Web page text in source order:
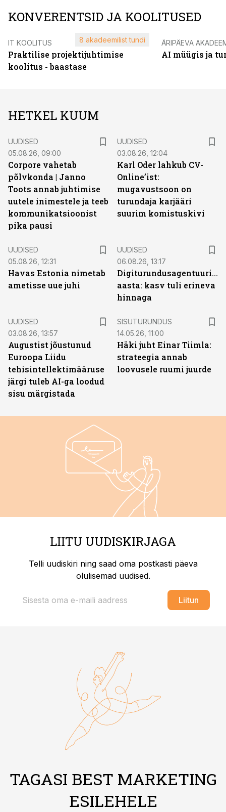
KONVERENTSID JA KOOLITUSED
IT KOOLITUS
Praktilise projektijuhtimise
koolitus - baastase
8 akadeemilist tundi ÄRIPÄEVA
AI müügis ja
HETKEL KUUM
UUDISED
05.08.26, 09:00
Corpore vahetab
põlvkonda | Janno
Toots annab juhtimise
uutele inimestele ja teeb
kommunikatsioonist
pika pausi
UUDISED
03.08.26, 12:04
Karl Oder lahkub CV-
Online’ist:
mugavustsoon on
turundaja karjääri
suurim komistuskivi
UUDISED
05.08.26, 12:31
Havas Estonia nimetab
ametisse uue juhi
UUDISED
06.08.26, 13:17
Digiturundusagentuuride
aasta: kasv tuli erineva
hinnaga
UUDISED
03.08.26, 13:57
Augustist jõustunud
Euroopa Liidu
tehisintellektimääruse
järgi tuleb AI-ga loodud
sisu märgistada
SISUTURUNDUS
14.05.26, 11:00
Häki juht Einar Tiimla:
strateegia annab
loovusele ruumi juurde
LIITU UUDISKIRJAGA
Telli uudiskiri ning saad oma postkasti päeva
olulisemad uudised.
Liitun
TAGASI BEST MARKETING
ESILEHELE